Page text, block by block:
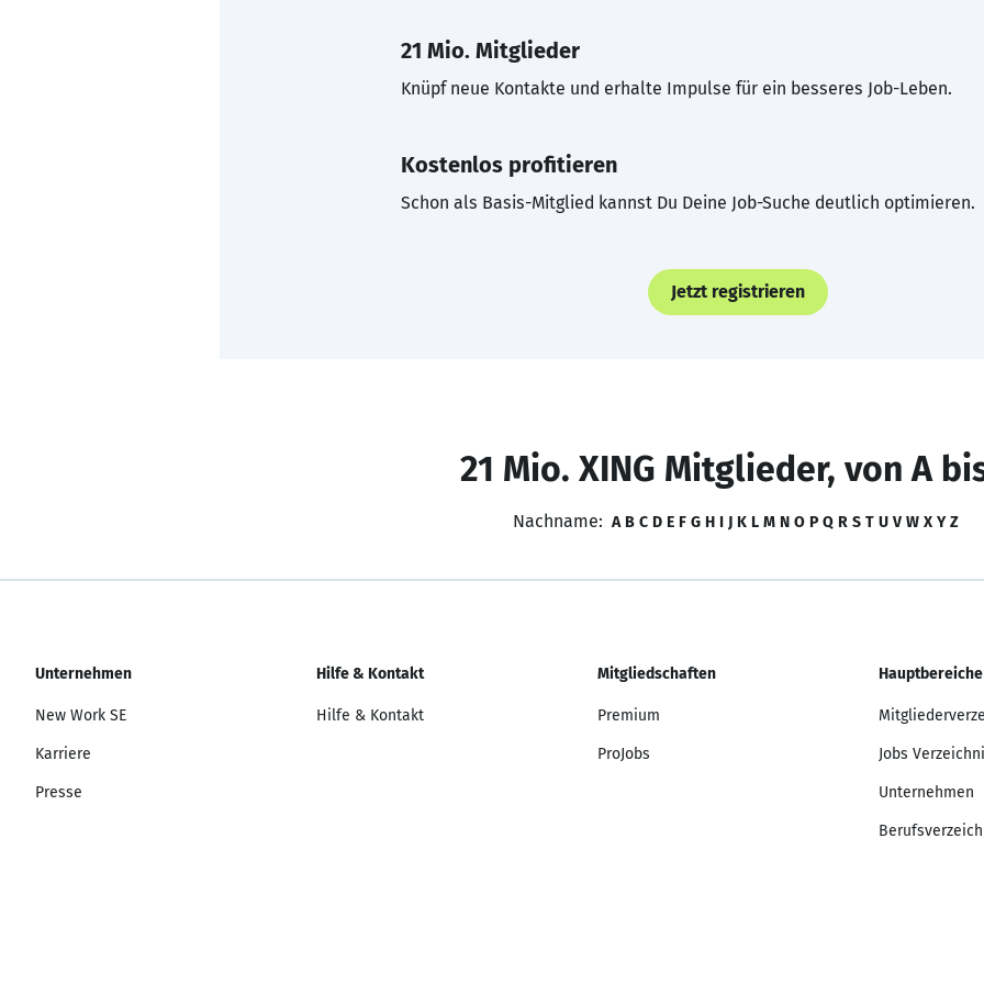
21 Mio. Mitglieder
Knüpf neue Kontakte und erhalte Impulse für ein besseres Job-Leben.
Kostenlos profitieren
Schon als Basis-Mitglied kannst Du Deine Job-Suche deutlich optimieren.
Jetzt registrieren
21 Mio. XING Mitglieder, von A
Nachname: A B C D E F G H I J K L M N O P Q R S T U V W X Y Z
Unternehmen
New Work SE
Karriere
Presse
Hilfe & Kontakt
Hilfe & Kontakt
Mitgliedschaften
Premium
ProJobs
Hauptbereiche
Jobs
Unternehmen